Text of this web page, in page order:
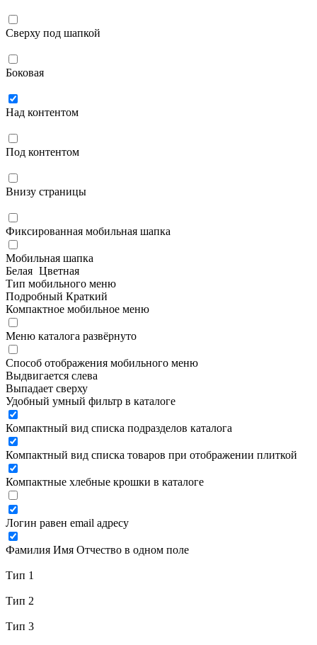
Сверху под шапкой
Боковая
Над контентом
Под контентом
Внизу страницы
Фиксированная мобильная шапка
Мобильная шапка
Белая Цветная
Тип мобильного меню
Подробный Краткий
Компактное мобильное меню
Меню каталога развёрнуто
Способ отображения мобильного меню
Выдвигается слева
Выпадает сверху
Удобный умный фильтр в каталоге
Компактный вид списка подразделов каталога
Компактный вид списка товаров при отображении плиткой
Компактные хлебные крошки в каталоге
Логин равен email адресу
Фамилия Имя Отчество в одном поле
Тип 1
Тип 2
Тип 3